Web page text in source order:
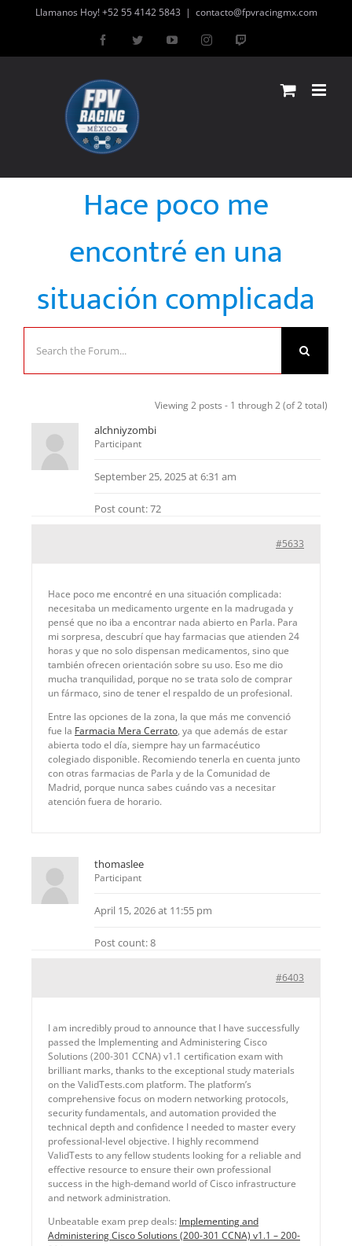
content
Llamanos Hoy! +52 55 4142 5843 | contacto@fpvracingmx.com
FacebookTwitter YouTubeInstagram
Hace poco me
encontré en una
situación complicada
Viewing 2 posts - 1 through 2 (of 2 total)
alchniyzombi
Participant
September 25, 2025 at 6:31 am
Post count: 72
#5633
Hace poco me encontré en una situación complicada:
necesitaba un medicamento urgente en la madrugada y
pensé que no iba a encontrar nada abierto en Parla. Para
mi sorpresa, descubrí que hay farmacias que atienden 24
horas y que no solo dispensan medicamentos, sino que
también ofrecen orientación sobre su uso. Eso me dio
mucha tranquilidad, porque no se trata solo de comprar
un fármaco, sino de tener el respaldo de un profesional.
Entre las opciones de la zona, la que más me convenció
fue la Farmacia Mera Cerrato, ya que además de estar
abierta todo el día, siempre hay un farmacéutico
colegiado disponible. Recomiendo tenerla en cuenta junto
con otras farmacias de Parla y de la Comunidad de
Madrid, porque nunca sabes cuándo vas a necesitar
atención fuera de horario.
thomaslee
Participant
April 15, 2026 at 11:55 pm
Post count: 8
#6403
I am incredibly proud to announce that I have successfully
passed the Implementing and Administering Cisco
Solutions (200-301 CCNA) v1.1 certification exam with
brilliant marks, thanks to the exceptional study materials
on the ValidTests.com platform. The platform’s
comprehensive focus on modern networking protocols,
security fundamentals, and automation provided the
technical depth and confidence I needed to master every
professional-level objective. I highly recommend
ValidTests to any fellow students looking for a reliable and
effective resource to ensure their own professional
success in the high-demand world of Cisco infrastructure
and network administration.
Unbeatable exam prep deals: Implementing and
Administering Cisco Solutions (200-301 CCNA) v1.1 – 200-